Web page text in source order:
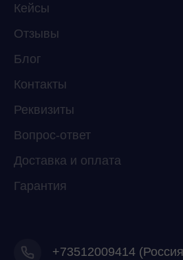
Кейсы
Отзывы
Блог
Контакты
Реквизиты
Вопрос-ответ
Доставка и оплата
Гарантия
+73512009414
Мессенджеры
Свяжитесь с нами через любой
Telegram